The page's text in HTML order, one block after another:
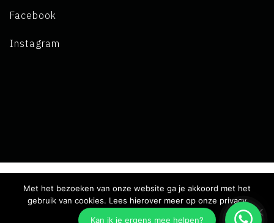
Facebook
Instagram
Copyright 2019 L.A. de Visser -Algemene voorwaarden
Privacy verklaring - Ontwikkeld door Best4u Group B.V.
Met het bezoeken van onze website ga je akkoord met het
gebruik van cookies. Lees hierover meer op onze privacy